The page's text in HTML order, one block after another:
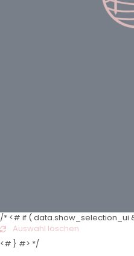
/* <# if ( data.show_selection_ui
Auswahl löschen
<# } #> */